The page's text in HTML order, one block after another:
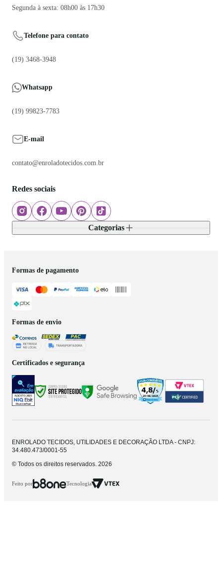
Segunda à sexta: 08h00 às 17h30
Telefone para contato
(19) 3468-3948
Whatsapp
(19) 99823-7783
E-mail
contato@enroladotecidos.com.br
Redes sociais
Categorias
Formas de pagamento
Formas de envio
Certificados e segurança
ENROLADO TECIDOS, UTILIDADES E DECORAÇÃO LTDA - CNPJ:
34.480.473/0001-55
© Todos os direitos reservados. 2026
Feito por Tecnologia